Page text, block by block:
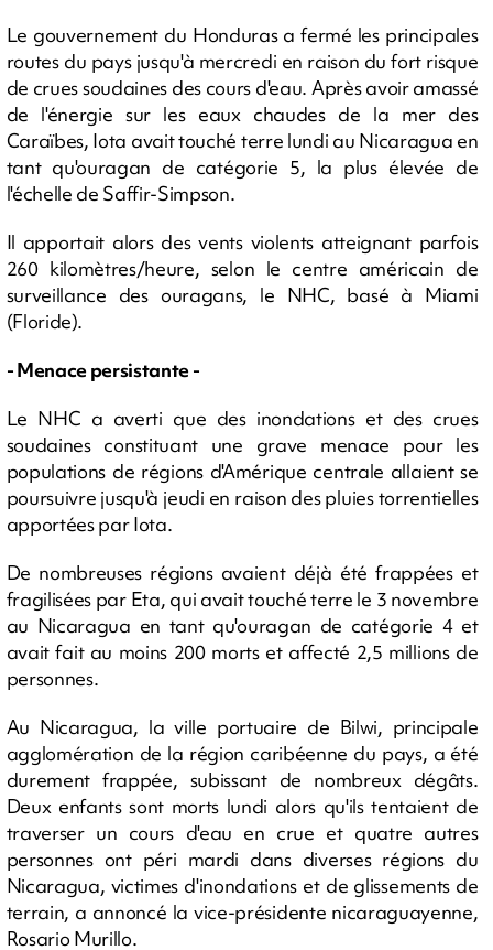
Le gouvernement du Honduras a fermé les principales
routes du pays jusqu'à mercredi en raison du fort risque
de crues soudaines des cours d'eau. Après avoir amassé
de l'énergie sur les eaux chaudes de la mer des
Caraïbes, Iota avait touché terre lundi au Nicaragua en
tant qu'ouragan de catégorie 5, la plus élevée de
l'échelle de Saffir-Simpson.
Il apportait alors des vents violents atteignant parfois
260 kilomètres/heure, selon le centre américain de
surveillance des ouragans, le NHC, basé à Miami
(Floride).
- Menace persistante -
Le NHC a averti que des inondations et des crues
soudaines constituant une grave menace pour les
populations de régions d'Amérique centrale allaient se
poursuivre jusqu'à jeudi en raison des pluies torrentielles
apportées par Iota.
De nombreuses régions avaient déjà été frappées et
fragilisées par Eta, qui avait touché terre le 3 novembre
au Nicaragua en tant qu'ouragan de catégorie 4 et
avait fait au moins 200 morts et affecté 2,5 millions de
personnes.
Au Nicaragua, la ville portuaire de Bilwi, principale
agglomération de la région caribéenne du pays, a été
durement frappée, subissant de nombreux dégâts.
Deux enfants sont morts lundi alors qu'ils tentaient de
traverser un cours d'eau en crue et quatre autres
personnes ont péri mardi dans diverses régions du
Nicaragua, victimes d'inondations et de glissements de
terrain, a annoncé la vice-présidente nicaraguayenne,
Rosario Murillo.